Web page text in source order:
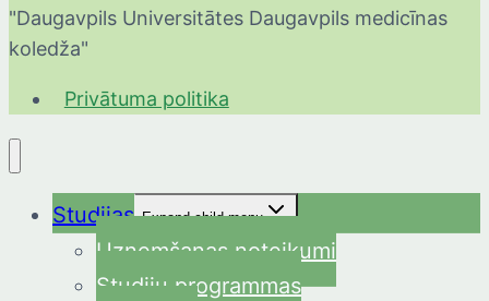
"Daugavpils Universitātes Daugavpils medicīnas
koledža"
Privātuma politika
Studijas Expand child menu
Uzņemšanas noteikumi
Studiju programmas